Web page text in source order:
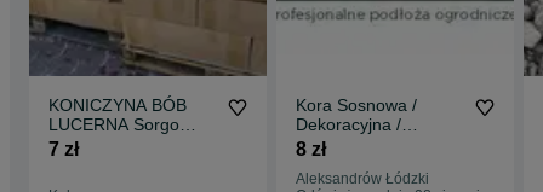
KONICZYNA BÓB
LUCERNA Sorgo
Proso Wyka Groch
7 zł
Kora Sosnowa /
Dekoracyjna /
Workowana /
dostawa do domu
8 zł
Aleksandrów Łódzki